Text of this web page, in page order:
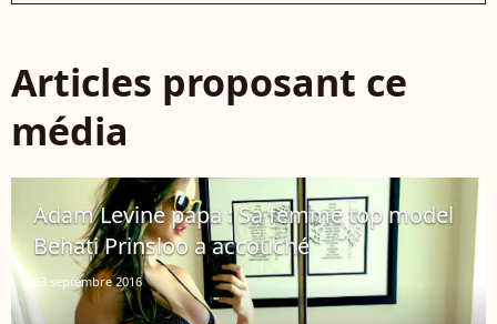
Articles proposant ce
média
Adam Levine papa : Sa femme top model
Behati Prinsloo a accouché
23 septembre 2016